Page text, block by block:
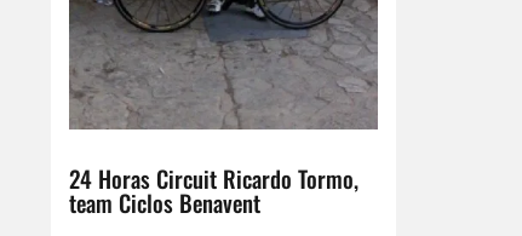
24 Horas Circuit Ricardo Tormo,
team Ciclos Benavent